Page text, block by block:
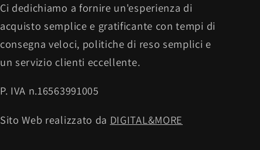
Ci dedichiamo a fornire un'esperienza di
acquisto semplice e gratificante con tempi di
consegna veloci, politiche di reso semplici e
un servizio clienti eccellente.
P. IVA n.16563991005
Sito Web realizzato da DIGITAL&MORE